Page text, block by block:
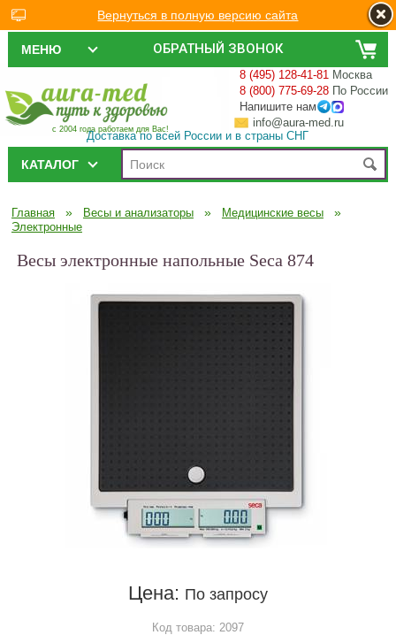
ОБРАТНЫЙ ЗВОНОК
МЕНЮ
с 2004 года работаем для Вас!
8 (495) 128-41-81 Москва
8 (800) 775-69-28 По России
Напишите нам
info@aura-med.ru
Доставка по всей России и в страны СНГ
КАТАЛОГ
Главная » Весы и анализаторы » Медицинские весы »
Электронные
Весы электронные напольные Seca 874
Цена: По запросу
Код товара: 2097
Вернуться в полную версию сайта